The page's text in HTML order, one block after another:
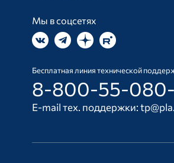
Мы в соцсетях
Бесплатная линия технической
8-800-55-
E-mail тех. поддержки: